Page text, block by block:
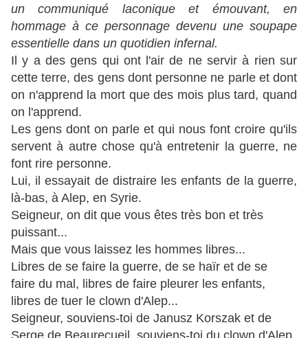
un communiqué laconique et émouvant, en
hommage à ce personnage devenu une soupape
essentielle dans un quotidien infernal.
Il y a des gens qui ont l'air de ne servir à rien sur
cette terre, des gens dont personne ne parle et dont
on n'apprend la mort que des mois plus tard, quand
on l'apprend.
Les gens dont on parle et qui nous font croire qu'ils
servent à autre chose qu'à entretenir la guerre, ne
font rire personne.
Lui, il essayait de distraire les enfants de la guerre,
là-bas, à Alep, en Syrie.
Seigneur, on dit que vous êtes très bon et très
puissant...
Mais que vous laissez les hommes libres...
Libres de se faire la guerre, de se haïr et de se
faire du mal, libres de faire pleurer les enfants,
libres de tuer le clown d'Alep...
Seigneur, souviens-toi de Janusz Korszak et de